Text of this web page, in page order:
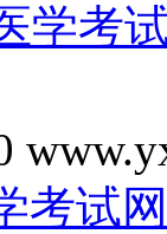
学考
考试网